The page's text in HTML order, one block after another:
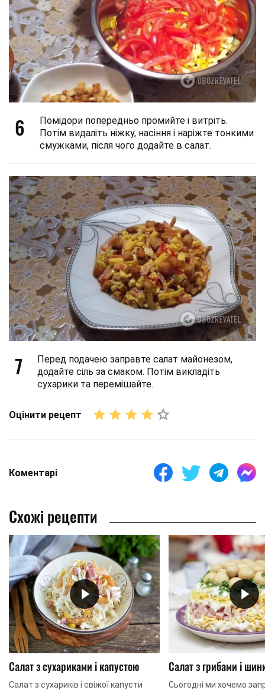
6
Помідори попередньо промийте і витріть.
Потім видаліть ніжку, насіння і наріжте тонкими
смужками, після чого додайте в салат.
7
Перед подачею заправте салат майонезом,
додайте сіль за смаком. Потім викладіть
сухарики та перемішайте.
Оцінити рецепт
Коментарі
Схожі рецепти
Салат з сухариками і капустою
Салат з сухариків і свіжої капусти
Салат з грибами і
Сьогодні ми хочемо